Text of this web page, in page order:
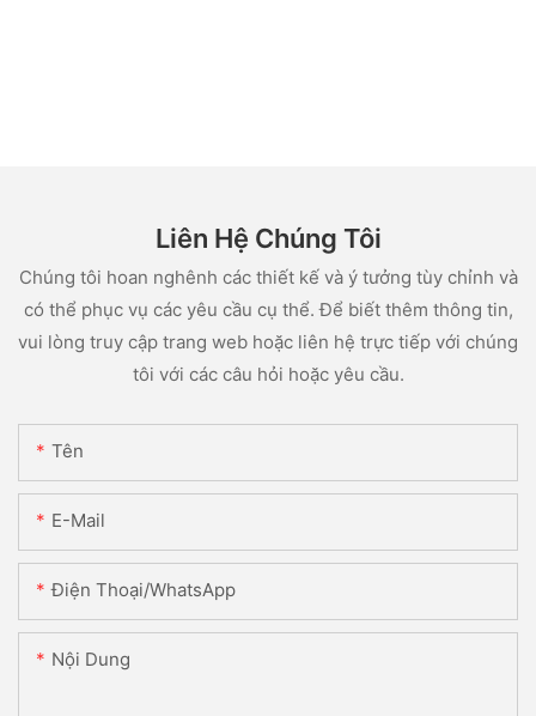
Liên Hệ Chúng Tôi
Chúng tôi hoan nghênh các thiết kế và ý tưởng tùy chỉnh và
có thể phục vụ các yêu cầu cụ thể. Để biết thêm thông tin,
vui lòng truy cập trang web hoặc liên hệ trực tiếp với chúng
tôi với các câu hỏi hoặc yêu cầu.
Tên
E-Mail
Điện Thoại/WhatsApp
Nội Dung